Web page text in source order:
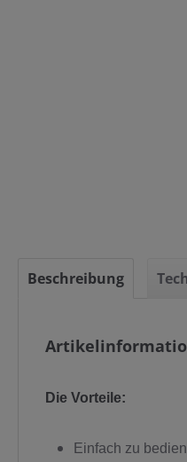
Beschreibung
Die Vorteile:
Einfach zu